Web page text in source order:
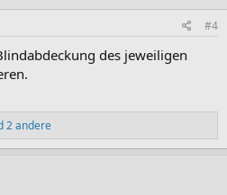
#4
des jeweiligen
2 andere